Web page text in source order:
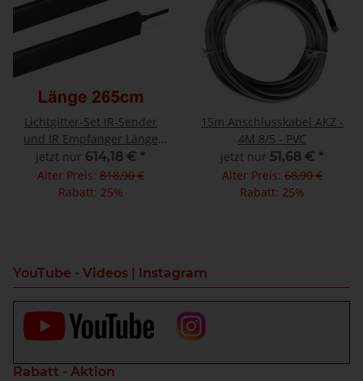
Lichtgitter-Set IR-Sender
und IR Empfänger Länge
265cm
jetzt nur 614,18 € *
Alter Preis: 818,90 €
Rabatt: 25%
15m Anschlusskabel AKZ -
4M 8/5 - PVC
jetzt nur 51,68 € *
Alter Preis: 68,90 €
Rabatt: 25%
YouTube - Videos | Instagram
Rabatt - Aktion